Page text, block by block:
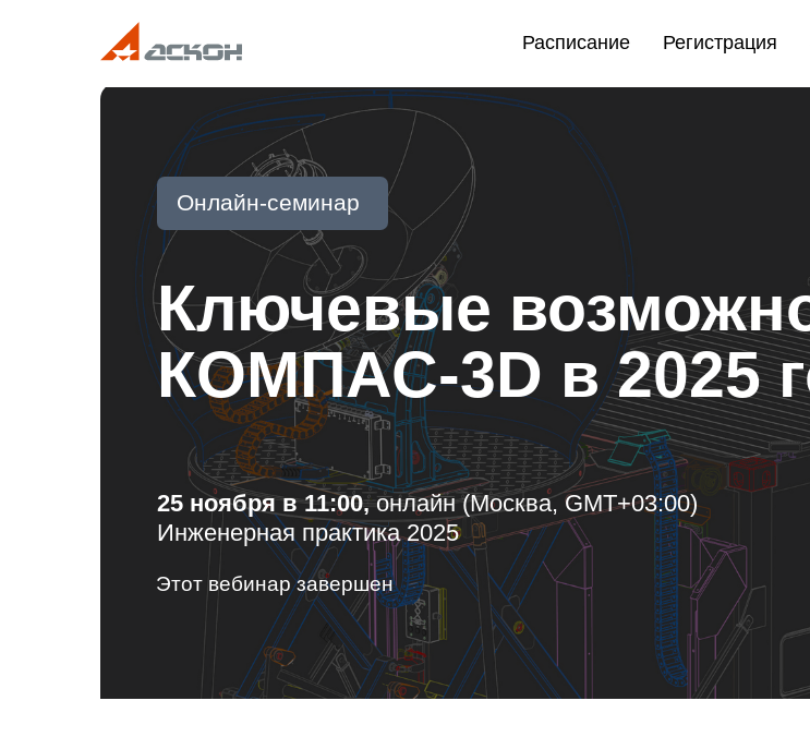
Расписание Регистрация
Ключевые
КОМПАС-3D в 2025
Этот вебинар завершен
25 ноября в 11:00,онлайн (Москва, GMT+03:00)
Инженерная практика 2025
Онлайн-семинар